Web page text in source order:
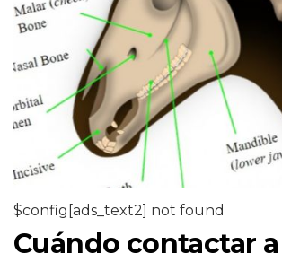
$config[ads_text2] not found
Cuándo contactar